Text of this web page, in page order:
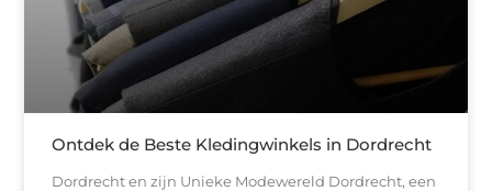
Ontdek de Beste Kledingwinkels in Dordrecht
Dordrecht en zijn Unieke Modewereld Dordrecht, een